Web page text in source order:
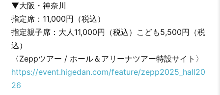
▼大阪・神奈川
指定席：11,000円（税込）
指定親子席：大人11,000円（税込）こども5,500円（税
込）
〈Zeppツアー / ホール＆アリーナツアー特設サイト〉
https://event.higedan.com/feature/zepp2025_hall20
26